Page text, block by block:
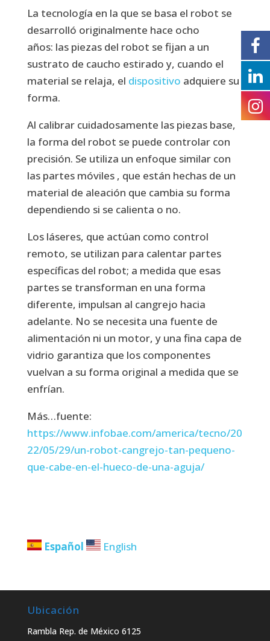
La tecnología en la que se basa el robot se
desarrolló originalmente hace ocho
años: las piezas del robot se fijan a un
sustrato de caucho estirado y, cuando el
material se relaja, el dispositivo adquiere su
forma.
Al calibrar cuidadosamente las piezas base,
la forma del robot se puede controlar con
precisión. Se utiliza un enfoque similar con
las partes móviles , que están hechas de un
material de aleación que cambia su forma
dependiendo si se calienta o no.
Los láseres, que actúan como control
remoto, se utilizan para calentar partes
específicas del robot; a medida que esas
partes se transforman en una forma
diferente, impulsan al cangrejo hacia
adelante. No se necesita una fuente de
alimentación ni un motor, y una fina capa de
vidrio garantiza que los componentes
vuelvan a su forma original a medida que se
enfrían.
Más…fuente:
https://www.infobae.com/america/tecno/20
22/05/29/un-robot-cangrejo-tan-pequeno-
que-cabe-en-el-hueco-de-una-aguja/
Español English
Ubicación
Rambla Rep. de México 6125